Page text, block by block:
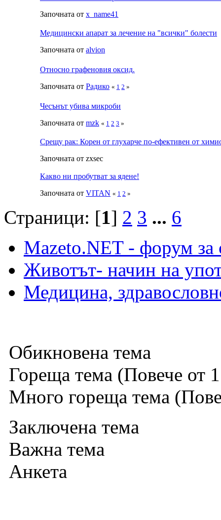
Започната от x_name41
Медицински апарат за лечение на "всички" болести
Започната от alvion
Относно графеновия оксид.
Започната от Радико « 1 2 »
Чесънът убива микроби
Започната от mzk « 1 2 3 »
Срещу рак: Корен от глухарче по-ефективен от
Започната от zxsec
Какво ни пробутват за ядене!
Започната от VITAN « 1 2 »
Страници: [1] 2 3 ... 6
Mazeto.NET - форум за
Животът- начин на
Медицина,
Обикновена тема
Гореща тема (Повече от
Много гореща тема
Заключена тема
Важна тема
Анкета